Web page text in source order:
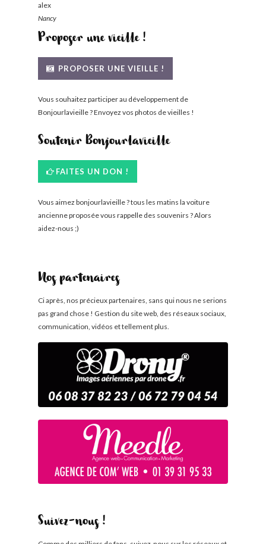
alex
Nancy
Proposer une vieille !
PROPOSER UNE VIEILLE !
Vous souhaitez participer au développement de
Bonjourlavieille ? Envoyez vos photos de vieilles !
Soutenir Bonjourlavieille
FAITES UN DON !
Vous aimez bonjourlavieille ? tous les matins la voiture
ancienne proposée vous rappelle des souvenirs ? Alors
aidez-nous ;)
Nos partenaires
Ci après, nos précieux partenaires, sans qui nous ne serions
pas grand chose ! Gestion du site web, des réseaux sociaux,
communication, vidéos et tellement plus.
Suivez-nous !